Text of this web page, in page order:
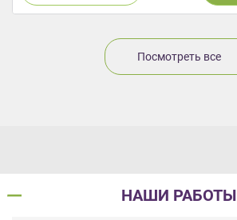
Посмотреть все
НАШИ РАБОТЫ